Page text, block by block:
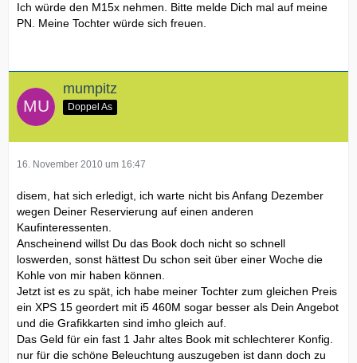
Ich würde den M15x nehmen. Bitte melde Dich mal auf meine
PN. Meine Tochter würde sich freuen.
mumpitz
Doppel As
16. November 2010 um 16:47
disem, hat sich erledigt, ich warte nicht bis Anfang Dezember
wegen Deiner Reservierung auf einen anderen
Kaufinteressenten.
Anscheinend willst Du das Book doch nicht so schnell
loswerden, sonst hättest Du schon seit über einer Woche die
Kohle von mir haben können.
Jetzt ist es zu spät, ich habe meiner Tochter zum gleichen Preis
ein XPS 15 geordert mit i5 460M sogar besser als Dein Angebot
und die Grafikkarten sind imho gleich auf.
Das Geld für ein fast 1 Jahr altes Book mit schlechterer Konfig.
nur für die schöne Beleuchtung auszugeben ist dann doch zu